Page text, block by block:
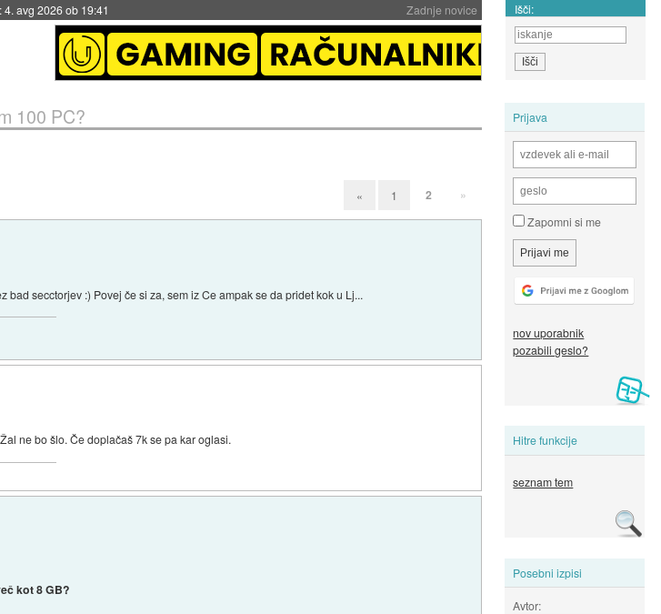
Zadnje novice
4. avg 2026 ob 19:41 Išči:
Prijava
Zapomni si me
nov uporabnik
pozabili geslo?
Hitre funkcije
seznam tem
Posebni izpisi
Avtor:
100 PC?
« 1 2 »
secctorjev :) Povej če si za, sem iz Ce ampak se da pridet kok u Lj...
ne bo šlo. Če doplačaš 7k se pa kar oglasi.
kot 8 GB?